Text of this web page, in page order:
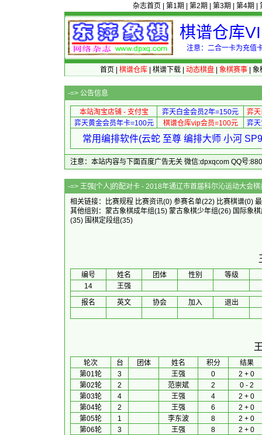
杂志首页 第1期 第2期 第3期 第4期
棋谱仓库
注意：二合一卡为充值
首页 棋谱仓库| 棋谱下载| 动态棋盘| 象棋赛事| 象
-=> 公告信息
本站淘宝店铺 - 支付宝 弈天白金会员2年=150元
弈
弈天黄金会员年卡=100元
棋谱仓库vip会员=100元 弈
常用编排软件(云蛇 至尊 编排大师 小河
注意：本站内容与下面百度广告无关 微信:dpxqcom QQ号
-=> 王强[个人]的配对卡 - 2018年通辽市首届
相关链接：
比赛规程 比赛资讯(0) 参赛名单(22) 比赛棋谱(0)
其他组别： 蒙古象棋成年组(15) 蒙古象棋少年组(26) 国际象
(35) 围棋定段组(35)
编号 姓名 团体 性别
等级
14
王强
报名
英文 协会 加入 退出
轮次 台 团体 姓名 积分
结果
第01轮
3 王强 0
2 + 0
第02轮
2 范崇斌 2
0 - 2
第03轮
4 王强 4
2 + 0
第04轮
2 王强 6
2 + 0
第05轮
1 李东波 8
2 + 0
第06轮
3 王强 8
2 + 0